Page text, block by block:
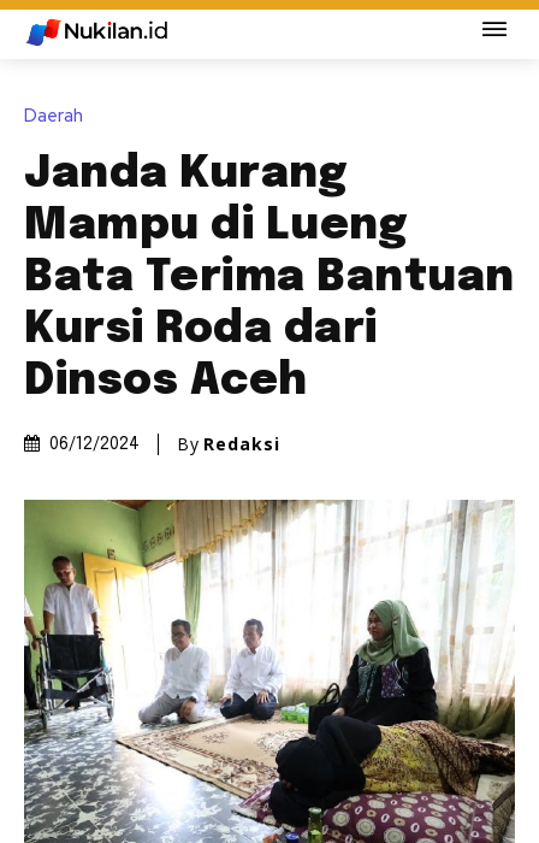
Daerah
Janda Kurang
Mampu di Lueng
Bata Terima Bantuan
Kursi Roda dari
Dinsos Aceh
06/12/2024 By Redaksi